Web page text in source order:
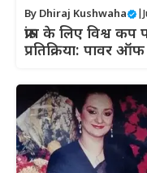
By Dhiraj Kushwaha
फ्रांस के लिए विश्व
प्रतिक्रिया: पावर